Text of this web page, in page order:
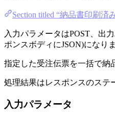
Section titled “納品書印刷済
入力パラメータはPOST、出
ポンスボディにJSON)になりま
指定した受注伝票を一括で納
処理結果はレスポンスのステ
入力パラメータ